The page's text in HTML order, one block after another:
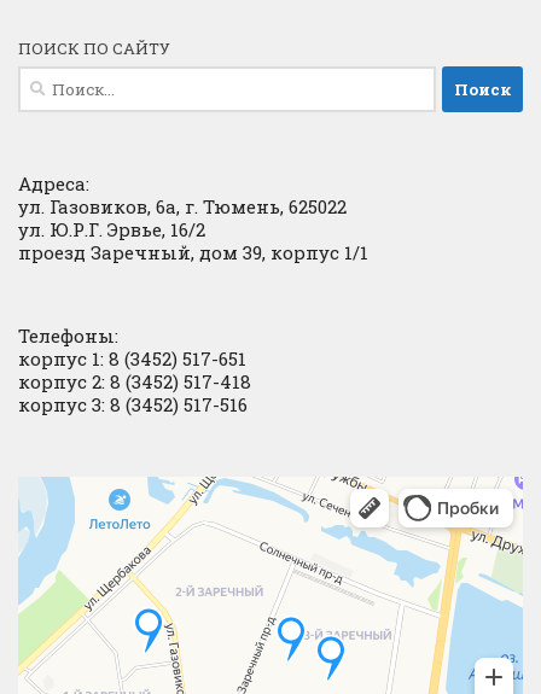
ПОИСК ПО САЙТУ
Найти:
Адреса:
ул. Газовиков, 6а, г. Тюмень, 625022
ул. Ю.Р.Г. Эрвье, 16/2
проезд Заречный, дом 39, корпус 1/1
Телефоны:
корпус 1: 8 (3452) 517-651
корпус 2: 8 (3452) 517-418
корпус 3: 8 (3452) 517-516